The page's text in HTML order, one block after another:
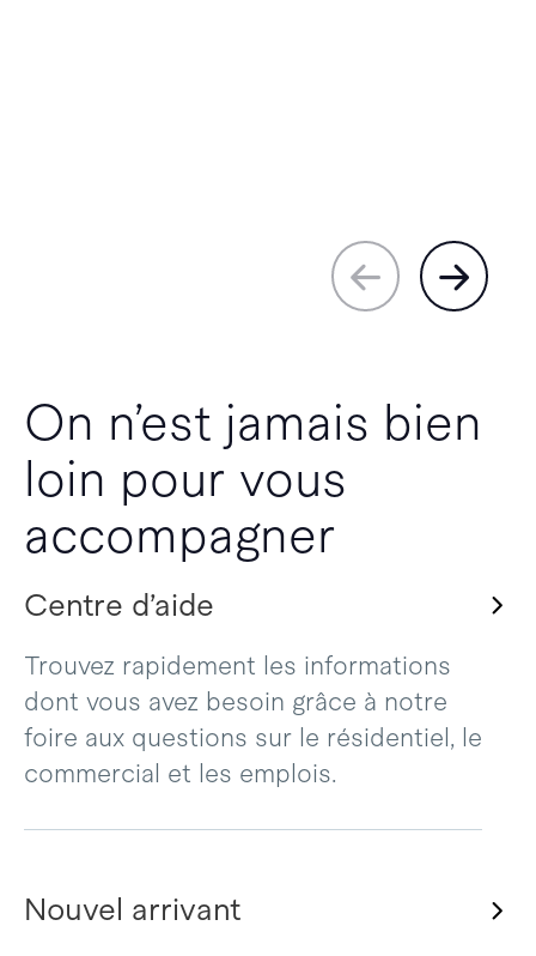
On n’est jamais bien
loin pour vous
accompagner
Centre d’aide
Trouvez rapidement les informations
dont vous avez besoin grâce à notre
foire aux questions sur le résidentiel, le
commercial et les emplois.
Nouvel arrivant